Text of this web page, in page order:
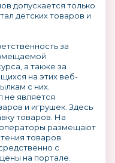
допускается только
детских товаров и
за
а также за
на этих веб-
с них.
является
и игрушек. Здесь
товаров. На
размещают
товаров
с
на портале.